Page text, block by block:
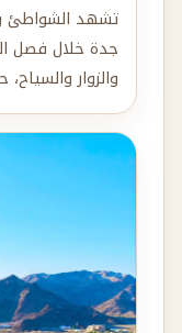
تشهد الشواطئ
جدة خلال فصل
والزوار